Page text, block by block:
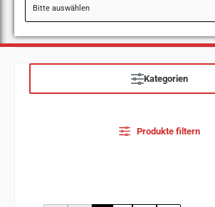
Kategorien
Produkte filtern